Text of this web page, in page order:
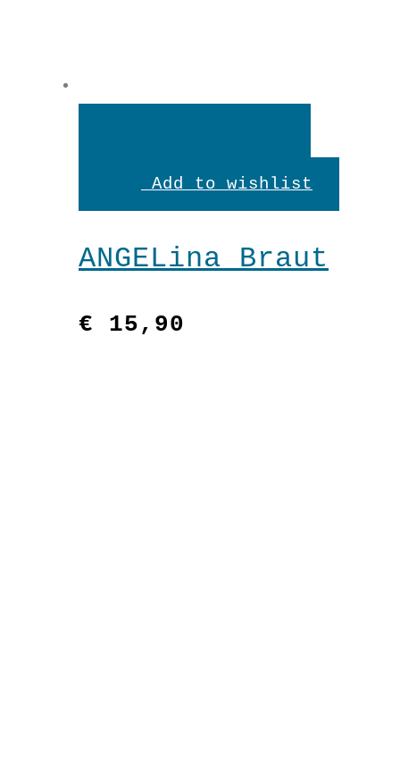
den
Add to wishlist
ANGELina Braut
€ 15,90